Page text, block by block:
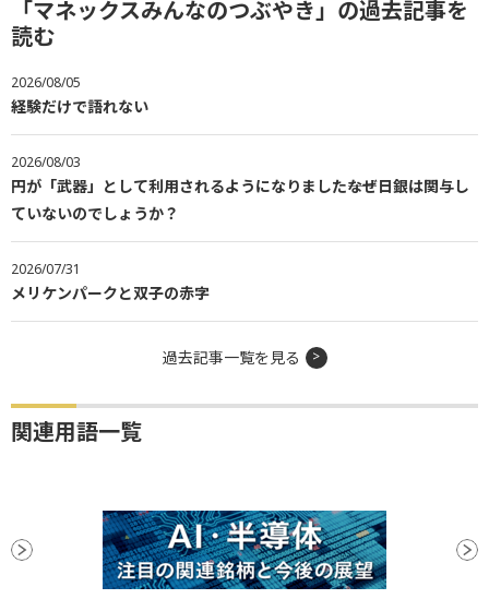
「マネックスみんなのつぶやき」の過去記事を
読む
2026/08/05
経験だけで語れない
2026/08/03
円が「武器」として利用されるようになりました――なぜ日銀は関与し
ていないのでしょうか？
2026/07/31
メリケンパークと双子の赤字
過去記事一覧を見る
関連用語一覧